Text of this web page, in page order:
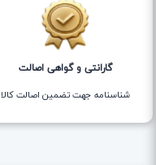
گارانتی و گواهی اصالت
شناسنامه جهت تضمین اصالت کالا